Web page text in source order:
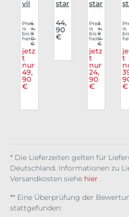
vil
hio
n
We
ste
Dar
k
Om
ens
Pre
is
bis
her
6
4,
9
0
€
jetz
t
nur
49,
90
€
star
Pull
ove
r
Bro
44,
90
€
star
Shi
rt
Noc
tur
nal
Wol
f
Pre
is
bis
her
3
4,
9
0
€
jetz
t
nur
24,
90
€
e
e
is
t
€
* Die Lieferzeiten gelten für
Deutschland. Informationen zu
Versandkosten siehe hier
** Eine Überprüfung der
stattgefunden: